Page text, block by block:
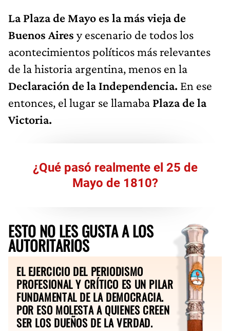
La Plaza de Mayo es la más vieja de
Buenos Aires y escenario de todos los
acontecimientos políticos más relevantes
de la historia argentina, menos en la
Declaración de la Independencia. En ese
entonces, el lugar se llamaba Plaza de la
Victoria.
¿Qué pasó realmente el 25 de
Mayo de 1810?
ESTO NO LES GUSTA A LOS
AUTORITARIOS
EL EJERCICIO DEL PERIODISMO
PROFESIONAL Y CRÍTICO ES UN PILAR
FUNDAMENTAL DE LA DEMOCRACIA.
POR ESO MOLESTA A QUIENES CREEN
SER LOS DUEÑOS DE LA VERDAD.